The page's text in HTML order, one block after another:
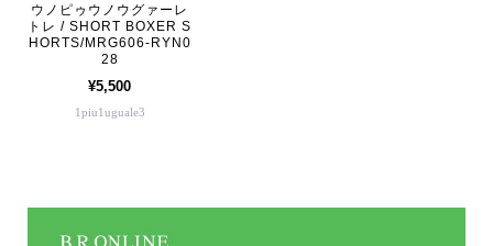
ウノピゥウノウグァーレ
トレ / SHORT BOXER S
HORTS/MRG606-RYN0
28
¥5,500
1piu1uguale3